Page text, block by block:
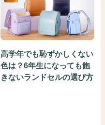
高学年でも恥ずかしくない
色は？6年生になっても飽
きないランドセルの選び方